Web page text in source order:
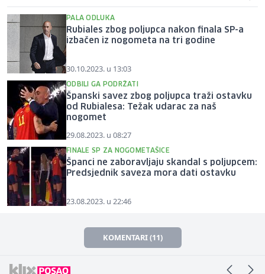
PALA ODLUKA
Rubiales zbog poljupca nakon finala SP-a
izbačen iz nogometa na tri godine
30.10.2023. u 13:03
ODBILI GA PODRŽATI
Španski savez zbog poljupca traži ostavku
od Rubialesa: Težak udarac za naš
nogomet
29.08.2023. u 08:27
FINALE SP ZA NOGOMETAŠICE
Španci ne zaboravljaju skandal s poljupcem:
Predsjednik saveza mora dati ostavku
23.08.2023. u 22:46
KOMENTARI (11)